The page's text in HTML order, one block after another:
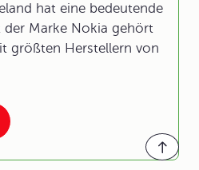
hat eine bedeutende
Marke Nokia gehört
größten Herstellern von